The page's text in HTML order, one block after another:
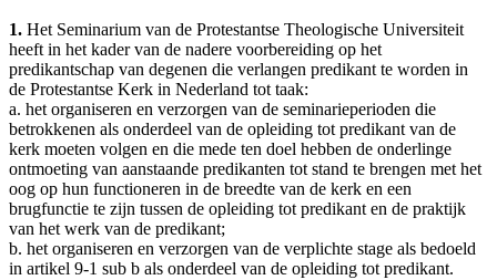
1. Het Seminarium van de Protestantse Theologische Universiteit
heeft in het kader van de nadere voorbereiding op het
predikantschap van degenen die verlangen predikant te worden in
de Protestantse Kerk in Nederland tot taak:
a. het organiseren en verzorgen van de seminarieperioden die
betrokkenen als onderdeel van de opleiding tot predikant van de
kerk moeten volgen en die mede ten doel hebben de onderlinge
ontmoeting van aanstaande predikanten tot stand te brengen met het
oog op hun functioneren in de breedte van de kerk en een
brugfunctie te zijn tussen de opleiding tot predikant en de praktijk
van het werk van de predikant;
b. het organiseren en verzorgen van de verplichte stage als bedoeld
in artikel 9-1 sub b als onderdeel van de opleiding tot predikant.